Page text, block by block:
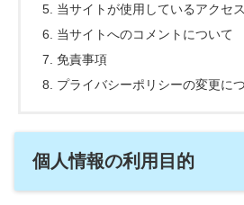
当サイトが使用しているアクセ
当サイトへのコメントについて
免責事項
プライバシーポリシーの変更に
個人情報の利用目的